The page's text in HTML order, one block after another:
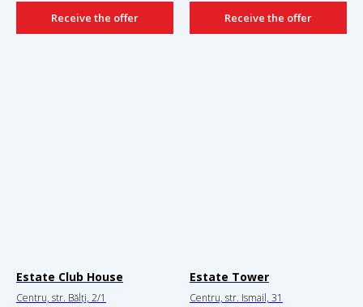
Receive the offer Receive the offer
Estate Club House
Centru, str. Bălți, 2/1
Estate Tower
Centru, str. Ismail, 31